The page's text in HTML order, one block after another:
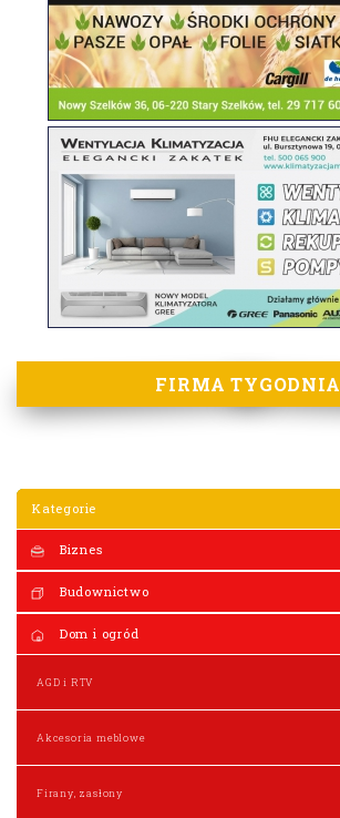
FIRMA TYGODNIA
Kategorie
Biznes
Budownictwo
Dom i ogród
AGD i RTV
Akcesoria meblowe
Firany, zasłony